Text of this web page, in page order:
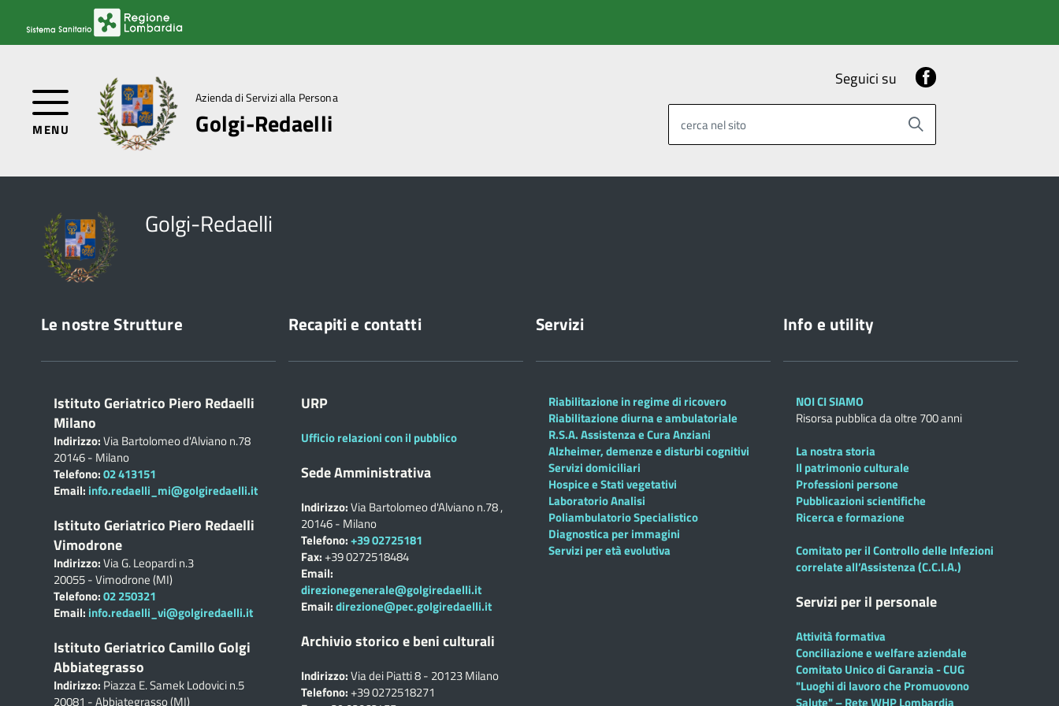
MENU
Azienda di Servizi alla Persona
Golgi-Redaelli
Seguici su
cerca nel sito
Golgi-Redaelli
Le nostre Strutture
Istituto Geriatrico Piero Redaelli
Milano
Indirizzo:Via Bartolomeo d'Alviano n.78
20146 - Milano
Telefono:02 413151
Email: info.redaelli_mi@golgiredaelli.it
Istituto Geriatrico Piero Redaelli
Vimodrone
Indirizzo:Via G. Leopardi n.3
20055 - Vimodrone (MI)
Telefono:02 250321
Email: info.redaelli_vi@golgiredaelli.it
Istituto Geriatrico Camillo Golgi
Abbiategrasso
Indirizzo: Piazza E. Samek Lodovici n.5
20081 - Abbiategrasso (MI)
Recapiti e contatti
URP
Ufficio relazioni con il pubblico
Sede Amministrativa
Indirizzo:Via Bartolomeo d'Alviano n.78 ,
20146 - Milano
Telefono:+39 02725181
Fax:+39 0272518484
Email:
direzionegenerale@golgiredaelli.it
Email:direzione@pec.golgiredaelli.it
Archivio storico e beni culturali
Indirizzo:Via dei Piatti 8 - 20123 Milano
Telefono:+39 0272518271
Servizi
Riabilitazione in regime di ricovero
Riabilitazione diurna e ambulatoriale
R.S.A. Assistenza e Cura Anziani
Alzheimer, demenze e disturbi cognitivi
Servizi domiciliari
Hospice e Stati vegetativi
Laboratorio Analisi
Poliambulatorio Specialistico
Diagnostica per immagini
Servizi per età evolutiva
Info e utility
NOI CI SIAMO
Risorsa pubblica da oltre 700 anni
La nostra storia
Il patrimonio culturale
Professioni persone
Pubblicazioni scientifiche
Ricerca e formazione
Comitato per il Controllo delle Infezioni
correlate all’Assistenza (C.C.I.A.)
Servizi per il personale
Attività formativa
Conciliazione e welfare aziendale
Comitato Unico di Garanzia - CUG
"Luoghi di lavoro che Promuovono